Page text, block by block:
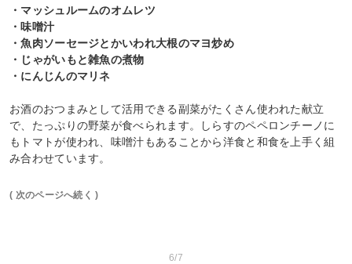
・マッシュルームのオムレツ
・味噌汁
・魚肉ソーセージとかいわれ大根のマヨ炒め
・じゃがいもと雑魚の煮物
・にんじんのマリネ
お酒のおつまみとして活用できる副菜がたくさん使われた献立
で、たっぷりの野菜が食べられます。しらすのペペロンチーノに
もトマトが使われ、味噌汁もあることから洋食と和食を上手く組
み合わせています。
( 次のページへ続く )
6/7